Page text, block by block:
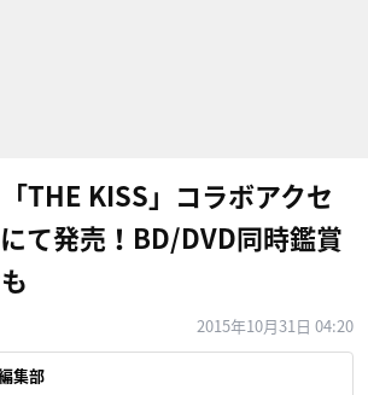
THE KISS」コラボアクセ
て発売！BD/DVD同時鑑賞
2015年10月31日 04:20
集部